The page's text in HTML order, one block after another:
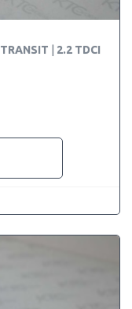
TRANSIT 2.2 TDCI